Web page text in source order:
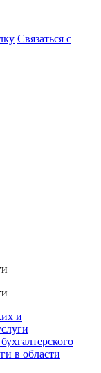
Связаться с
и
в области